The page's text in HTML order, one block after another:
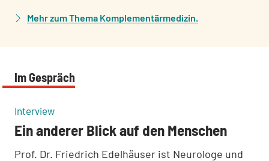
Mehr zum Thema Komplementärmedizin.
Im Gespräch
Interview:
Ein anderer Blick auf den Menschen
Prof. Dr. Friedrich Edelhäuser ist Neurologe und